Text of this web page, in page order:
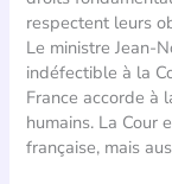
respectent leurs
Le ministre Jean-
indéfectible à la
France accorde à
humains. La Cour
française, mais